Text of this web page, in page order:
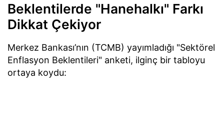
Beklentilerde "Hanehalkı" Farkı
Dikkat Çekiyor
Merkez Bankası’nın (TCMB) yayımladığı "Sektörel
Enflasyon Beklentileri" anketi, ilginç bir tabloyu
ortaya koydu: